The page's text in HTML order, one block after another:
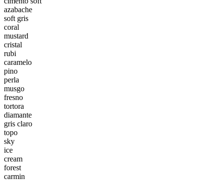
azabache
soft gris
coral
mustard
cristal
rubi
caramelo
pino
perla
musgo
fresno
tortora
diamante
gris claro
topo
sky
ice
cream
forest
carmin